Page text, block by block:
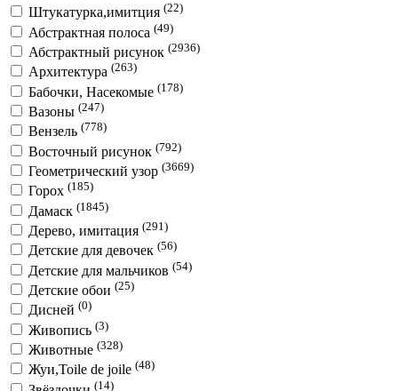
Штукатурка,имитция (22)
Абстрактная полоса (49)
Абстрактный рисунок (2936)
Архитектура (263)
Бабочки, Насекомые (178)
Вазоны (247)
Вензель (778)
Восточный рисунок (792)
Геометрический узор (3669)
Горох (185)
Дамаск (1845)
Дерево, имитация (291)
Детские для девочек (56)
Детские для мальчиков (54)
Детские обои (25)
Дисней (0)
Живопись (3)
Животные (328)
Жуи,Toile de joile (48)
(14)